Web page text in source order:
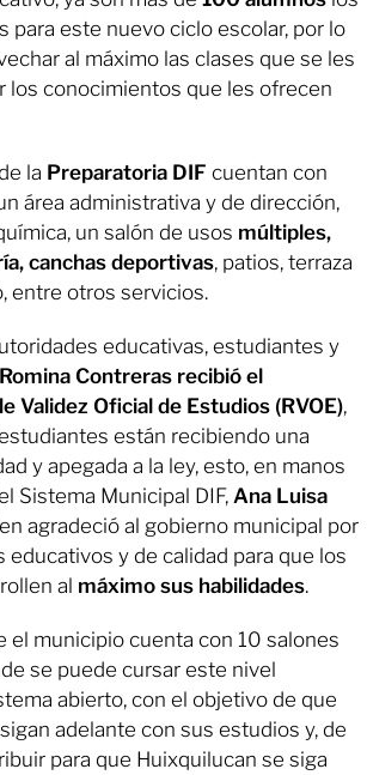
para este nuevo ciclo escolar, por lo
al máximo las clases que se les
los conocimientos que les ofrecen
la Preparatoria DIF cuentan con
área administrativa y de dirección,
un salón de usos múltiples,
canchas deportivas, patios, terraza
entre otros servicios.
educativas, estudiantes y
Romina Contreras recibió el
Validez Oficial de Estudios (RVOE),
están recibiendo una
y apegada a la ley, esto, en manos
Sistema Municipal DIF, Ana Luisa
agradeció al gobierno municipal por
y de calidad para que los
al máximo sus habilidades.
el municipio cuenta con 10 salones
se puede cursar este nivel
abierto, con el objetivo de que
sigan adelante con sus estudios y, de
para que Huixquilucan se siga